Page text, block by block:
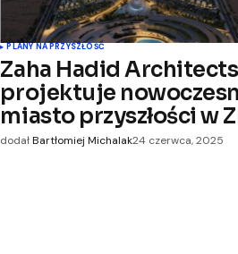
PLANY NA PRZYSZŁOŚĆ
Zaha Hadid Architects
projektuje
miasto przyszłości w
dodał Bartłomiej Michalak24 czerwca, 2025